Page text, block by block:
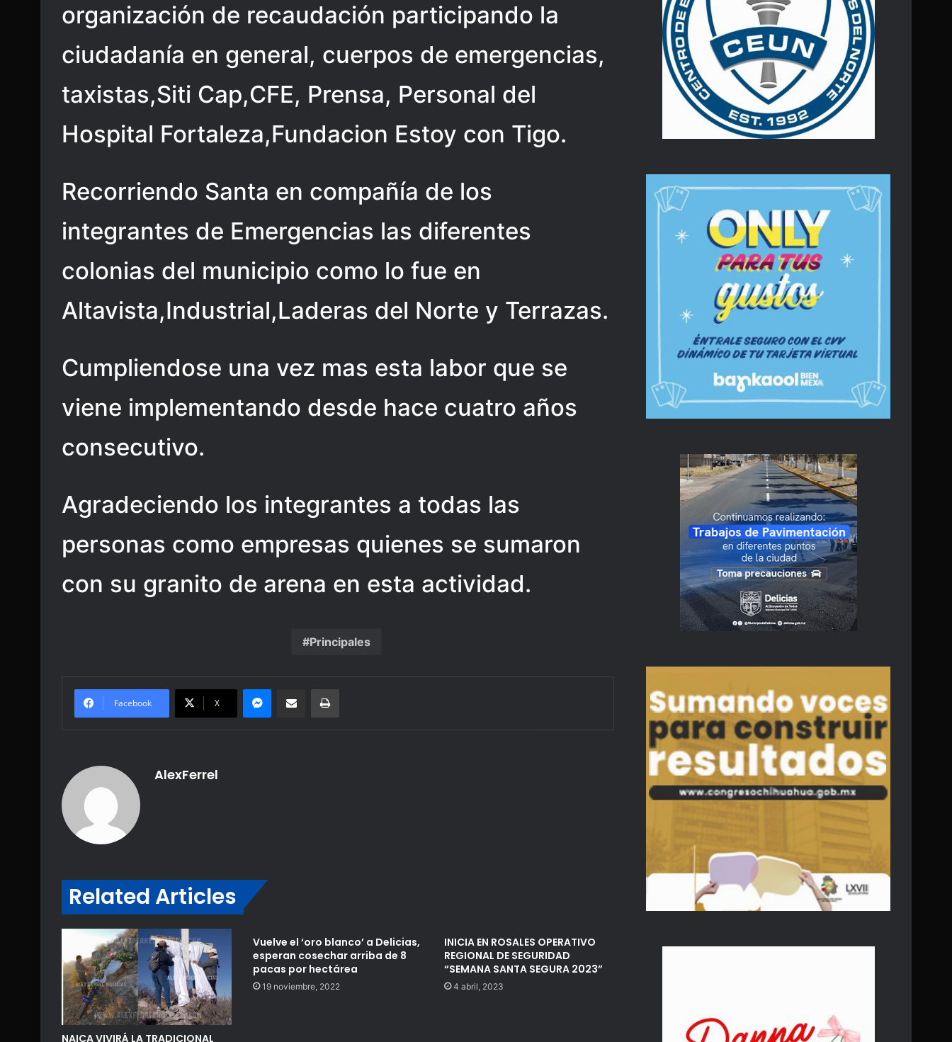
organización de recaudación participando la
ciudadanía en general, cuerpos de emergencias,
taxistas,Siti Cap,CFE, Prensa, Personal del
Hospital Fortaleza,Fundacion Estoy con Tigo.
Recorriendo Santa en compañía de los
integrantes de Emergencias las diferentes
colonias del municipio como lo fue en
Altavista,Industrial,Laderas del Norte y Terrazas.
Cumpliendose una vez mas esta labor que se
viene implementando desde hace cuatro años
consecutivo.
Agradeciendo los integrantes a todas las
personas como empresas quienes se sumaron
con su granito de arena en esta actividad.
Principales
Facebook X
Messenger
Share via Email Print
AlexFerrel
Related Articles
NAICA VIVIRÁ LA TRADICIONAL
Vuelve el ‘oro blanco’ a Delicias,
esperan cosechar arriba de 8
pacas por hectárea
19 noviembre, 2022
INICIA EN ROSALES OPERATIVO
REGIONAL DE SEGURIDAD
“SEMANA SANTA SEGURA 2023”
4 abril, 2023